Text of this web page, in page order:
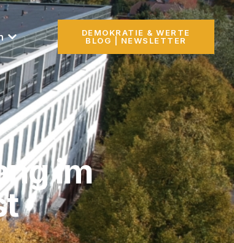
DEMOKRATIE & WERTE
BLOG | NEWSLETTER
im